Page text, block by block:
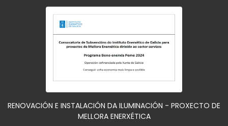
RENOVACIÓN E INSTALACIÓN DA ILUMINACIÓN - PROXECTO DE
MELLORA ENERXÉTICA